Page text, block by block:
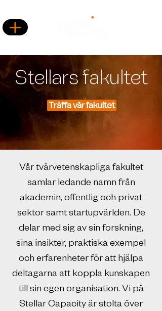
Stellars fakultet
Träffa vår fakultet
Vår tvärvetenskapliga fakultet
samlar ledande namn från
akademin, offentlig och privat
sektor samt startupvärlden. De
delar med sig av sin forskning,
sina insikter, praktiska exempel
och erfarenheter för att hjälpa
deltagarna att koppla kunskapen
till sin egen organisation. Vi på
Stellar Capacity är stolta över